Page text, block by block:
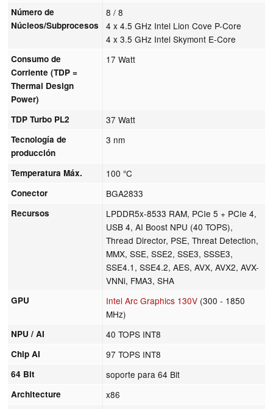
Número de
Núcleos/Subprocesos
8 / 8
4 x 4.5 GHz Intel Lion Cove P-Core
4 x 3.5 GHz Intel Skymont E-Core
Consumo de
Corriente (TDP =
Thermal Design
Power)
17 Watt
TDP Turbo PL2 37 Watt
Tecnología de
producción
3 nm
Temperatura Máx. 100 °C
Conector BGA2833
Recursos
LPDDR5x-8533 RAM, PCIe 5 + PCIe 4,
USB 4, AI Boost NPU (40 TOPS),
Thread Director, PSE, Threat Detection,
MMX, SSE, SSE2, SSE3, SSSE3,
SSE4.1, SSE4.2, AES, AVX, AVX2, AVX-
VNNi, FMA3, SHA
GPU Intel Arc Graphics 130V (300 - 1850
MHz)
NPU / AI 40 TOPS INT8
Chip AI 97 TOPS INT8
64 Bit soporte para 64 Bit
Architecture x86